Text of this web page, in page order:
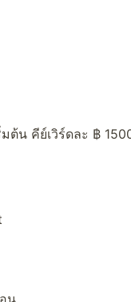
มต้น คีย์เวิร์ดละ ฿